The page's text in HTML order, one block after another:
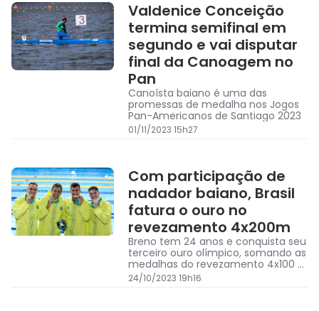
Valdenice Conceição
termina semifinal em
segundo e vai disputar
final da Canoagem no
Pan
Canoísta baiano é uma das
promessas de medalha nos Jogos
Pan-Americanos de Santiago 2023
01/11/2023 15h27
Com participação de
nadador baiano, Brasil
fatura o ouro no
revezamento 4x200m
Breno tem 24 anos e conquista seu
terceiro ouro olímpico, somando as
medalhas do revezamento 4x100 e
4x200 de Lima 2019
24/10/2023 19h16